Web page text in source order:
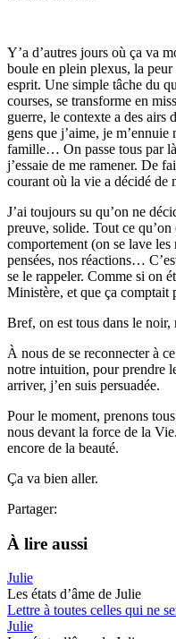
Y’a d’autres jours où ça va
boule en plein plexus, la peur
esprit. Une simple tâche du
courses, se transforme en
guerre, le contexte a des airs
gens que j’aime, je
famille… On passe tous par
j’essaie de me ramener. De
courant où la vie a décidé de
J’ai toujours su qu’on ne
preuve, solide. Tout ce
comportement (on se lave
pensées, nos réactions…
se le rappeler. Comme si on
Ministère, et que ça comptait
Bref, on est tous dans le
À nous de se reconnecter à
notre intuition, pour prendre
arriver, j’en suis persuadée.
Pour le moment, prenons
nous devant la force de la
encore de la beauté.
Ça va bien aller.
Partager:
À lire aussi
Julie
Les états d’âme de Julie
Lettre à toutes celles qui ne
Julie